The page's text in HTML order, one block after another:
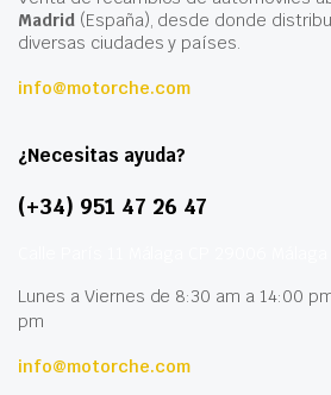
Madrid(España), desde donde
diversas ciudades y países.
info@motorche.com
¿Necesitas ayuda?
(+34) 951 47 26 47
Lunes a Viernes de 8:30 am a 14:00
pm
info@motorche.com